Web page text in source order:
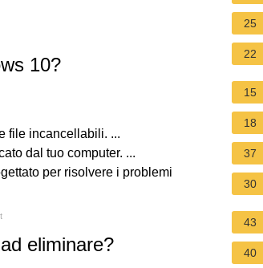
10?
file incancellabili. ...
dal tuo computer. ...
per risolvere i problemi
eliminare?
25
22
15
18
37
30
43
40